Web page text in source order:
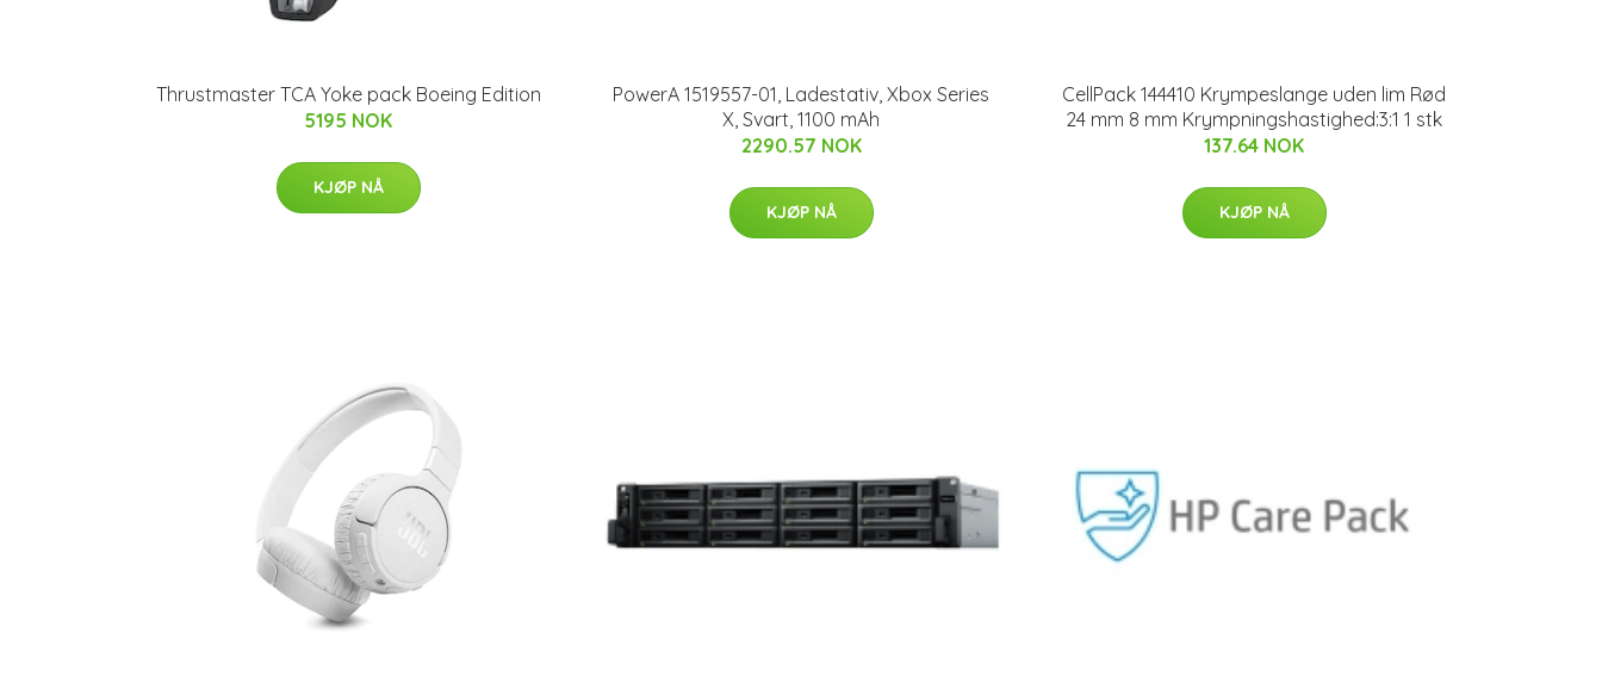
Thrustmaster TCA Yoke pack Boeing Edition
5195 NOK
KJØP NÅ
PowerA 1519557-01, Ladestativ, Xbox Series
X, Svart, 1100 mAh
2290.57 NOK
KJØP NÅ
CellPack 144410 Krympeslange uden lim Rød
24 mm 8 mm Krympningshastighed:3:1 1 stk
137.64 NOK
KJØP NÅ